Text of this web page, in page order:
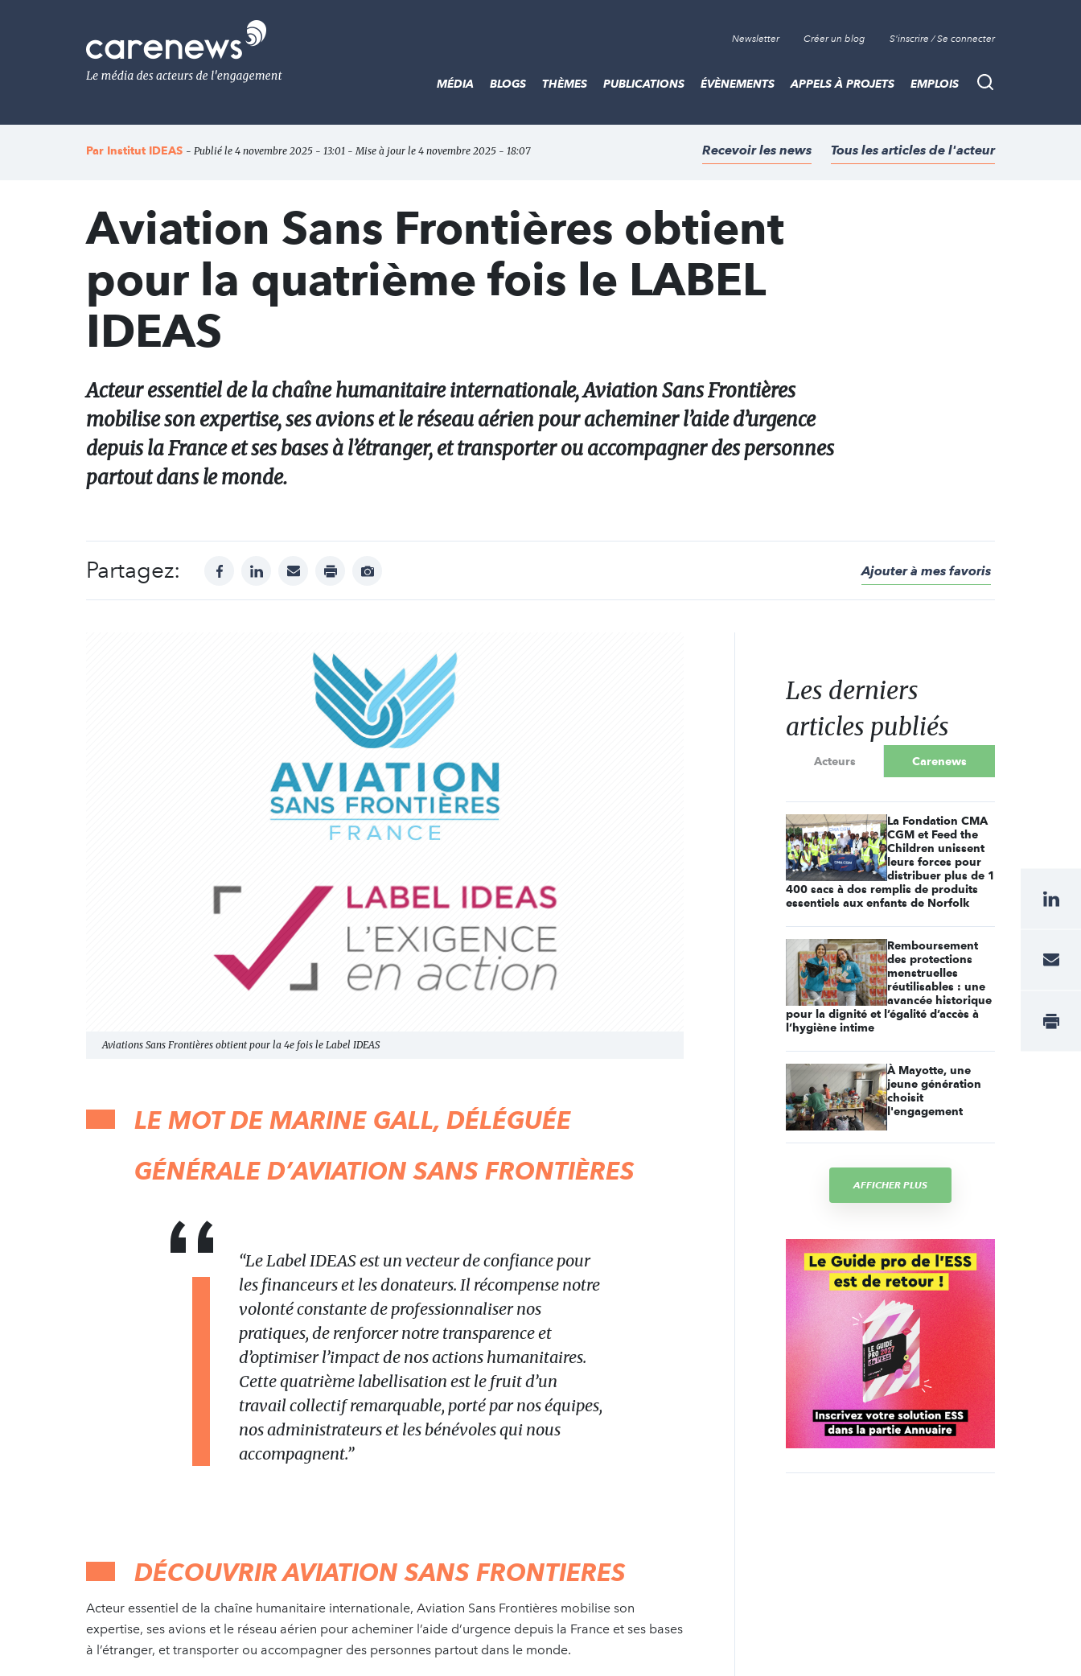
Le
média
de
l'engagement
Newsletter Créer un blog S'inscrire / Se connecter
Recherche
MÉDIA BLOGS THÈMES PUBLICATIONS ÉVÈNEMENTS APPELS À PROJETS EMPLOIS
Par Institut IDEAS - Publié le 4 novembre 2025 - 13:01 - Mise à jour le 4 novembre 2025 - 18:07 Recevoir les news Tous les articles de l'acteur
Aviation Sans Frontières obtient
pour la quatrième fois le LABEL
IDEAS
Acteur essentiel de la chaîne humanitaire internationale, Aviation Sans Frontières
mobilise son expertise, ses avions et le réseau aérien pour acheminer l’aide d’urgence
depuis la France et ses bases à l’étranger, et transporter ou accompagner des personnes
partout dans le monde.
Partagez: facebooklinkedinmail print
Afficher
Ajouter à mes favoris
Aviations Sans Frontières obtient pour la 4e fois le Label IDEAS
LE MOT DE MARINE GALL, DÉLÉGUÉE
GÉNÉRALE D’AVIATION SANS FRONTIÈRES
“Le Label IDEAS est un vecteur de confiance pour
les financeurs et les donateurs. Il récompense notre
volonté constante de professionnaliser nos
pratiques, de renforcer notre transparence et
d’optimiser l’impact de nos actions humanitaires.
Cette quatrième labellisation est le fruit d’un
travail collectif remarquable, porté par nos équipes,
nos administrateurs et les bénévoles qui nous
accompagnent.”
DÉCOUVRIR AVIATION SANS FRONTIERES
Acteur essentiel de la chaîne humanitaire internationale, Aviation Sans Frontières mobilise son
expertise, ses avions et le réseau aérien pour acheminer l’aide d’urgence depuis la France et ses bases
à l’étranger, et transporter ou accompagner des personnes partout dans le monde.
Les derniers
articles publiés
Acteurs Carenews
La Fondation CMA
CGM et Feed the
Children unissent
leurs forces pour
distribuer plus de 1
400 sacs à dos remplis de produits
essentiels aux enfants de Norfolk
Remboursement
des protections
menstruelles
réutilisables : une
avancée historique
pour la dignité et l’égalité d’accès à
l’hygiène intime
À Mayotte, une
jeune génération
choisit
l'engagement
AFFICHER PLUS